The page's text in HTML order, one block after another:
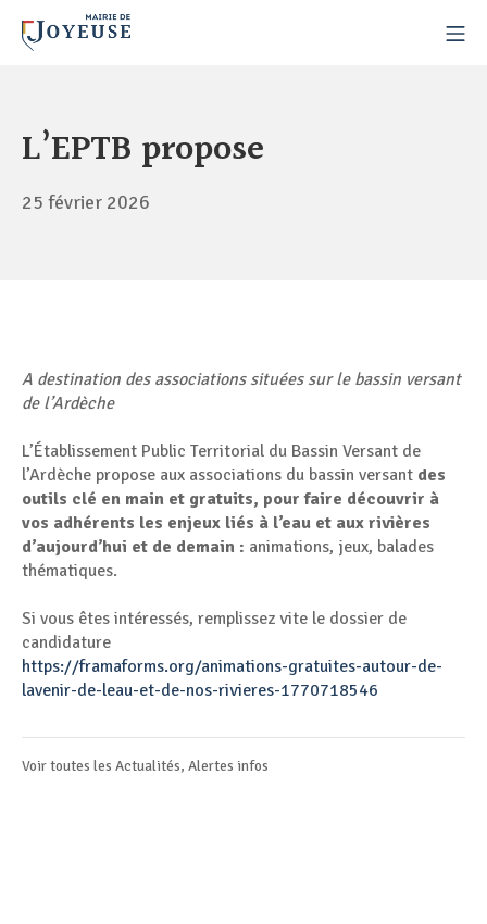
L’EPTB propose
25 février 2026
A destination des associations situées sur le bassin versant
de l’Ardèche
L’Établissement Public Territorial du Bassin Versant de
l’Ardèche propose aux associations du bassin versant des
outils clé en main et gratuits, pour faire découvrir à
vos adhérents les enjeux liés à l’eau et aux rivières
d’aujourd’hui et de demain : animations, jeux, balades
thématiques.
Si vous êtes intéressés, remplissez vite le dossier de
candidature
https://framaforms.org/animations-gratuites-autour-de-
lavenir-de-leau-et-de-nos-rivieres-1770718546
Voir toutes les Actualités, Alertes infos